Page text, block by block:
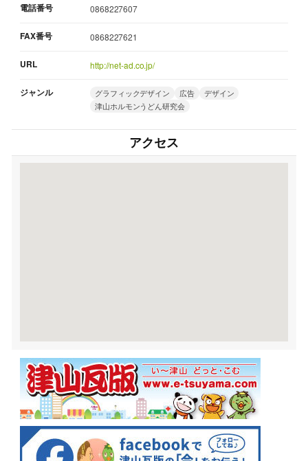
電話番号 0868227607
FAX番号 0868227621
URL http://net-ad.co.jp/
ジャンル グラフィックデザイン 広告
デザイン
津山ホルモンうどん研究会
アクセス